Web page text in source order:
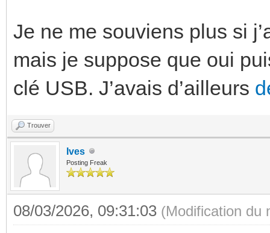
Je ne me souviens plus si
mais je suppose que oui
clé USB. J’avais d’ailleurs
Trouver
Ives
Posting Freak
08/03/2026, 09:31:03 (Modification du